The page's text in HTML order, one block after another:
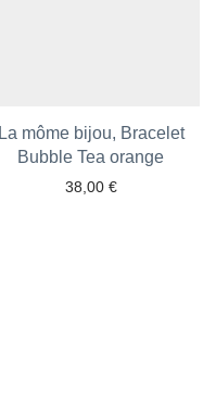
La môme bijou, Bracelet
Bubble Tea orange
38,00 €